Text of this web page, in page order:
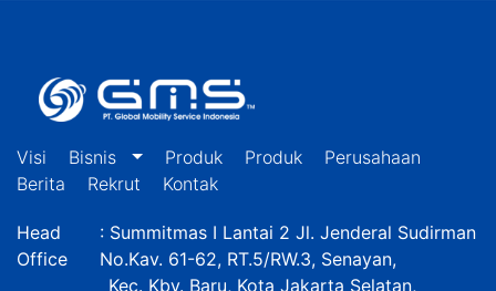
Visi Bisnis Produk Produk
Perusahaan
Berita
Rekrut Kontak
Head
Office
: Summitmas I Lantai 2 Jl. Jenderal Sudirman
No.Kav. 61-62, RT.5/RW.3, Senayan,
Kec. Kby. Baru, Kota Jakarta Selatan,